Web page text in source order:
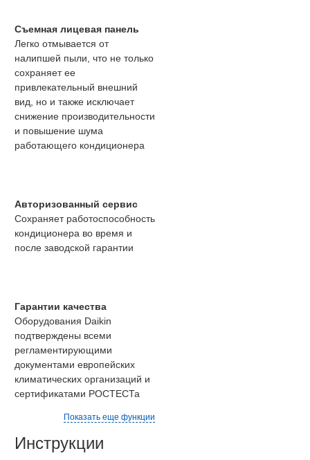
Съемная лицевая панель
Легко отмывается от
налипшей пыли, что не только
сохраняет ее
привлекательный внешний
вид, но и также исключает
снижение производительности
и повышение шума
работающего кондиционера
Авторизованный сервис
Сохраняет работоспособность
кондиционера во время и
после заводской гарантии
Гарантии качества
Оборудования Daikin
подтверждены всеми
регламентирующими
документами европейских
климатических организаций и
сертификатами РОСТЕСТа
Показать еще функции
Инструкции